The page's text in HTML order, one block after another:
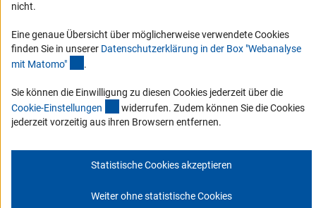
© 2026 DFG
Impressum Datenschutz Cookie-Einstellungen
Kontakt
Service
nicht.
Eine genaue Übersicht über möglicherweise verwendete Cookies
finden Sie in unserer Datenschutzerklärung in der Box "Webanalyse
mit Matomo" .
Sie können die Einwilligung zu diesen Cookies jederzeit über die
Cookie-Einstellungen (interner Link)
widerrufen. Zudem können Sie die Cookies
jederzeit vorzeitig aus ihren Browsern entfernen.
Statistische Cookies akzeptieren
Weiter ohne statistische Cookies